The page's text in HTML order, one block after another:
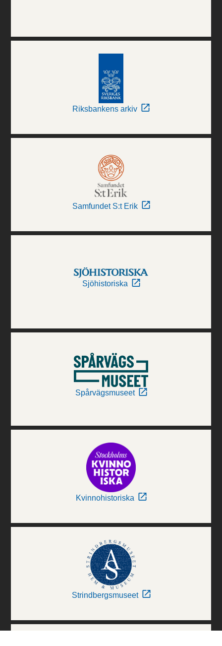
Riksbankens arkiv
Samfundet S:t Erik
Sjöhistoriska
Spårvägsmuseet
Kvinnohistoriska
Strindbergsmuseet